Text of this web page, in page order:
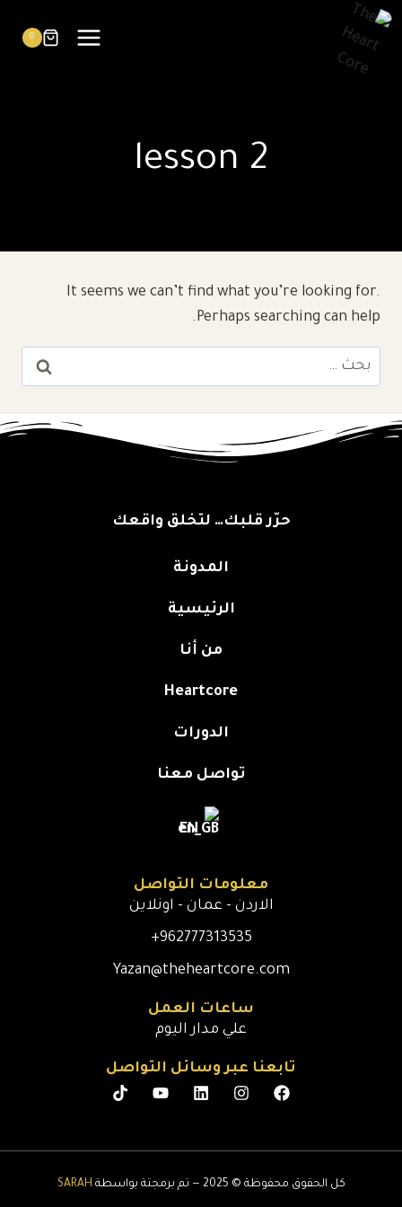
0
lesson 2
It seems we can’t find what you’re looking for.
Perhaps searching can help.
حرّر قلبك… لتخلق واقعك
المدونة
الرئيسية
من أنا
Heartcore
الدورات
تواصل معنا
EN
معلومات التواصل
الاردن - عمان - اونلاين
962777313535+
Yazan@theheartcore.com
ساعات العمل
علي مدار اليوم
تابعنا عبر وسائل التواصل
كل الحقوق محفوظة © 2025 — تم برمجتة بواسطة SARAH